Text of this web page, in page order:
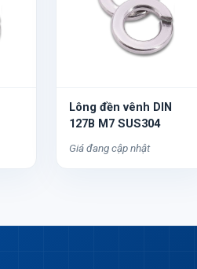
Lông đền vênh DIN
127B M7 SUS304
Giá đang cập nhật